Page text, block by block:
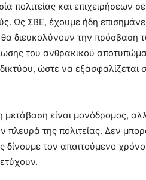
πολιτείας και επιχειρήσεων
Ως ΣΒΕ, έχουμε ήδη
διευκολύνουν την πρόσβαση
του ανθρακικού
ώστε να
είναι μονόδρομος,
πλευρά της πολιτείας. Δεν
δίνουμε τον απαιτούμενο